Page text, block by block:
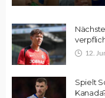
12.
Spielt